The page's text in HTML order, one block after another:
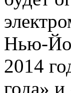
Нью-
2014
года»